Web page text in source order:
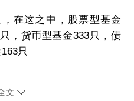
，在这之中，股票型基金
，货币型基金333只，债
163只
文